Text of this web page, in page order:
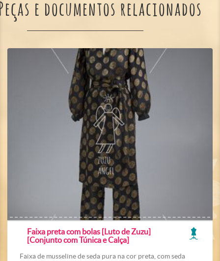
e documentos relacionados
Faixa preta com bolas [Luto de Zuzu]
[Conjunto com Túnica e Calça]
Faixa de musseline de seda pura na cor preta, com seda